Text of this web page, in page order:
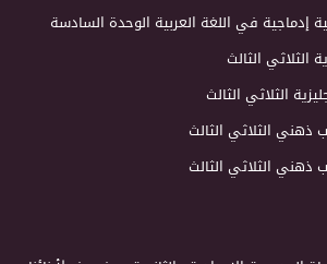
إدماجية في اللغة العربية الوحدة السادسة
الثلاثي الثالث
الثلاثي الثالث
ذهني الثلاثي الثالث
ذهني الثلاثي الثالث